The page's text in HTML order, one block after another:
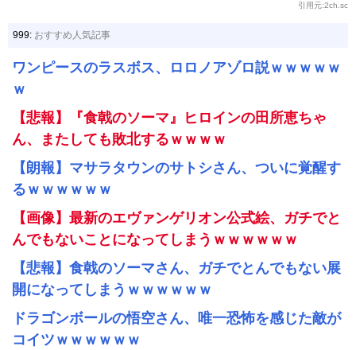
引用元:2ch.sc
999: おすすめ人気記事
ワンピースのラスボス、ロロノアゾロ説ｗｗｗｗｗ
ｗ
【悲報】『食戟のソーマ』ヒロインの田所恵ちゃ
ん、またしても敗北するｗｗｗｗ
【朗報】マサラタウンのサトシさん、ついに覚醒す
るｗｗｗｗｗｗ
【画像】最新のエヴァンゲリオン公式絵、ガチでと
んでもないことになってしまうｗｗｗｗｗｗ
【悲報】食戟のソーマさん、ガチでとんでもない展
開になってしまうｗｗｗｗｗｗ
ドラゴンボールの悟空さん、唯一恐怖を感じた敵が
コイツｗｗｗｗｗｗ